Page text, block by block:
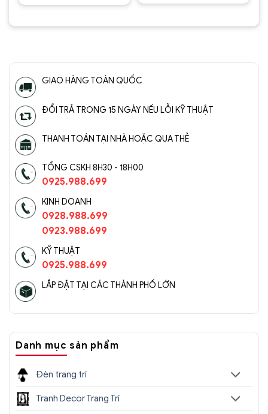
Đèn chùm pha lê cao cấp SC0173-SR(3)
Đèn chùm pha lê cao cấp SC0173-SR(4)
Được
55 sao
Được
55 sao
GIAO HÀNG TOÀN QUỐC
ĐỔI TRẢ TRONG 15 NGÀY NẾU LỖI KỸ THUẬT
THANH TOÁN TẠI NHÀ HOẶC QUA THẺ
TỔNG CSKH 8H30 - 18H00
0925.988.699
KINH DOANH
0928.988.699
0923.988.699
KỸ THUẬT
0925.988.699
LẮP ĐẶT TẠI CÁC THÀNH PHỐ LỚN
Danh mục sản phẩm
Đèn trang trí
Tranh Decor Trang Trí